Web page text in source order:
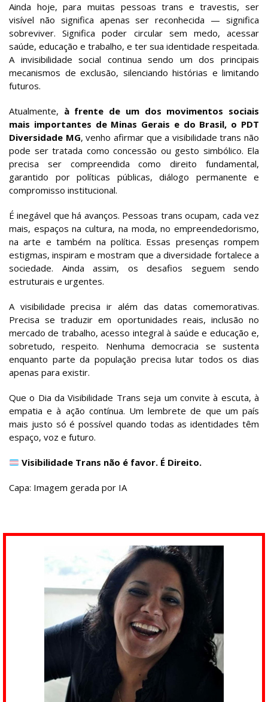
Ainda hoje, para muitas pessoas trans e travestis, ser
visível não significa apenas ser reconhecida — significa
sobreviver. Significa poder circular sem medo, acessar
saúde, educação e trabalho, e ter sua identidade respeitada.
A invisibilidade social continua sendo um dos principais
mecanismos de exclusão, silenciando histórias e limitando
futuros.
Atualmente, à frente de um dos movimentos sociais
mais importantes de Minas Gerais e do Brasil, o PDT
Diversidade MG, venho afirmar que a visibilidade trans não
pode ser tratada como concessão ou gesto simbólico. Ela
precisa ser compreendida como direito fundamental,
garantido por políticas públicas, diálogo permanente e
compromisso institucional.
É inegável que há avanços. Pessoas trans ocupam, cada vez
mais, espaços na cultura, na moda, no empreendedorismo,
na arte e também na política. Essas presenças rompem
estigmas, inspiram e mostram que a diversidade fortalece a
sociedade. Ainda assim, os desafios seguem sendo
estruturais e urgentes.
A visibilidade precisa ir além das datas comemorativas.
Precisa se traduzir em oportunidades reais, inclusão no
mercado de trabalho, acesso integral à saúde e educação e,
sobretudo, respeito. Nenhuma democracia se sustenta
enquanto parte da população precisa lutar todos os dias
apenas para existir.
Que o Dia da Visibilidade Trans seja um convite à escuta, à
empatia e à ação contínua. Um lembrete de que um país
mais justo só é possível quando todas as identidades têm
espaço, voz e futuro.
Visibilidade Trans não é favor. É Direito.
Capa: Imagem gerada por IA